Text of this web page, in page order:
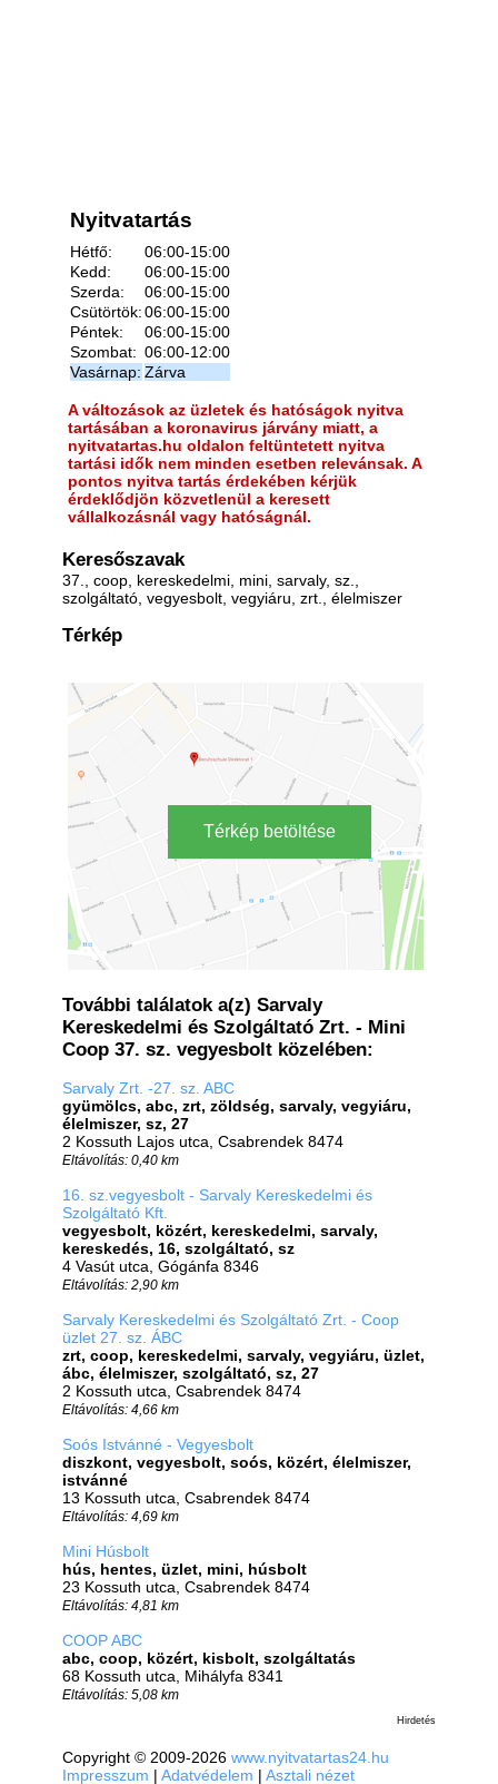
Nyitvatartás
Hétfő:
06:00-15:00
Kedd:
06:00-15:00
Szerda:
06:00-15:00
Csütörtök:06:00-15:00
Péntek:
06:00-15:00
Szombat: 06:00-12:00
Vasárnap: Zárva
A változások az üzletek és hatóságok nyitva
tartásában a koronavirus járvány miatt, a
nyitvatartas.hu oldalon feltüntetett nyitva
tartási idők nem minden esetben relevánsak. A
pontos nyitva tartás érdekében kérjük
érdeklődjön közvetlenül a keresett
vállalkozásnál vagy hatóságnál.
Keresőszavak
37., coop, kereskedelmi, mini, sarvaly, sz.,
szolgáltató, vegyesbolt, vegyiáru, zrt., élelmiszer
Térkép
Térkép betöltése
További találatok a(z) Sarvaly
Kereskedelmi és Szolgáltató Zrt. - Mini
Coop 37. sz. vegyesbolt közelében:
Sarvaly Zrt. -27. sz. ABC
gyümölcs, abc, zrt, zöldség, sarvaly, vegyiáru,
élelmiszer, sz, 27
2 Kossuth Lajos utca, Csabrendek 8474
Eltávolítás: 0,40 km
16. sz.vegyesbolt - Sarvaly Kereskedelmi és
Szolgáltató Kft.
vegyesbolt, közért, kereskedelmi, sarvaly,
kereskedés, 16, szolgáltató, sz
4 Vasút utca, Gógánfa 8346
Eltávolítás: 2,90 km
Sarvaly Kereskedelmi és Szolgáltató Zrt. - Coop
üzlet 27. sz. ÁBC
zrt, coop, kereskedelmi, sarvaly, vegyiáru, üzlet,
ábc, élelmiszer, szolgáltató, sz, 27
2 Kossuth utca, Csabrendek 8474
Eltávolítás: 4,66 km
Soós Istvánné - Vegyesbolt
diszkont, vegyesbolt, soós, közért, élelmiszer,
istvánné
13 Kossuth utca, Csabrendek 8474
Eltávolítás: 4,69 km
Mini Húsbolt
hús, hentes, üzlet, mini, húsbolt
23 Kossuth utca, Csabrendek 8474
Eltávolítás: 4,81 km
COOP ABC
abc, coop, közért, kisbolt, szolgáltatás
68 Kossuth utca, Mihályfa 8341
Eltávolítás: 5,08 km
Hirdetés
Copyright © 2009-2026 www.nyitvatartas24.hu
Impresszum | Adatvédelem | Asztali nézet